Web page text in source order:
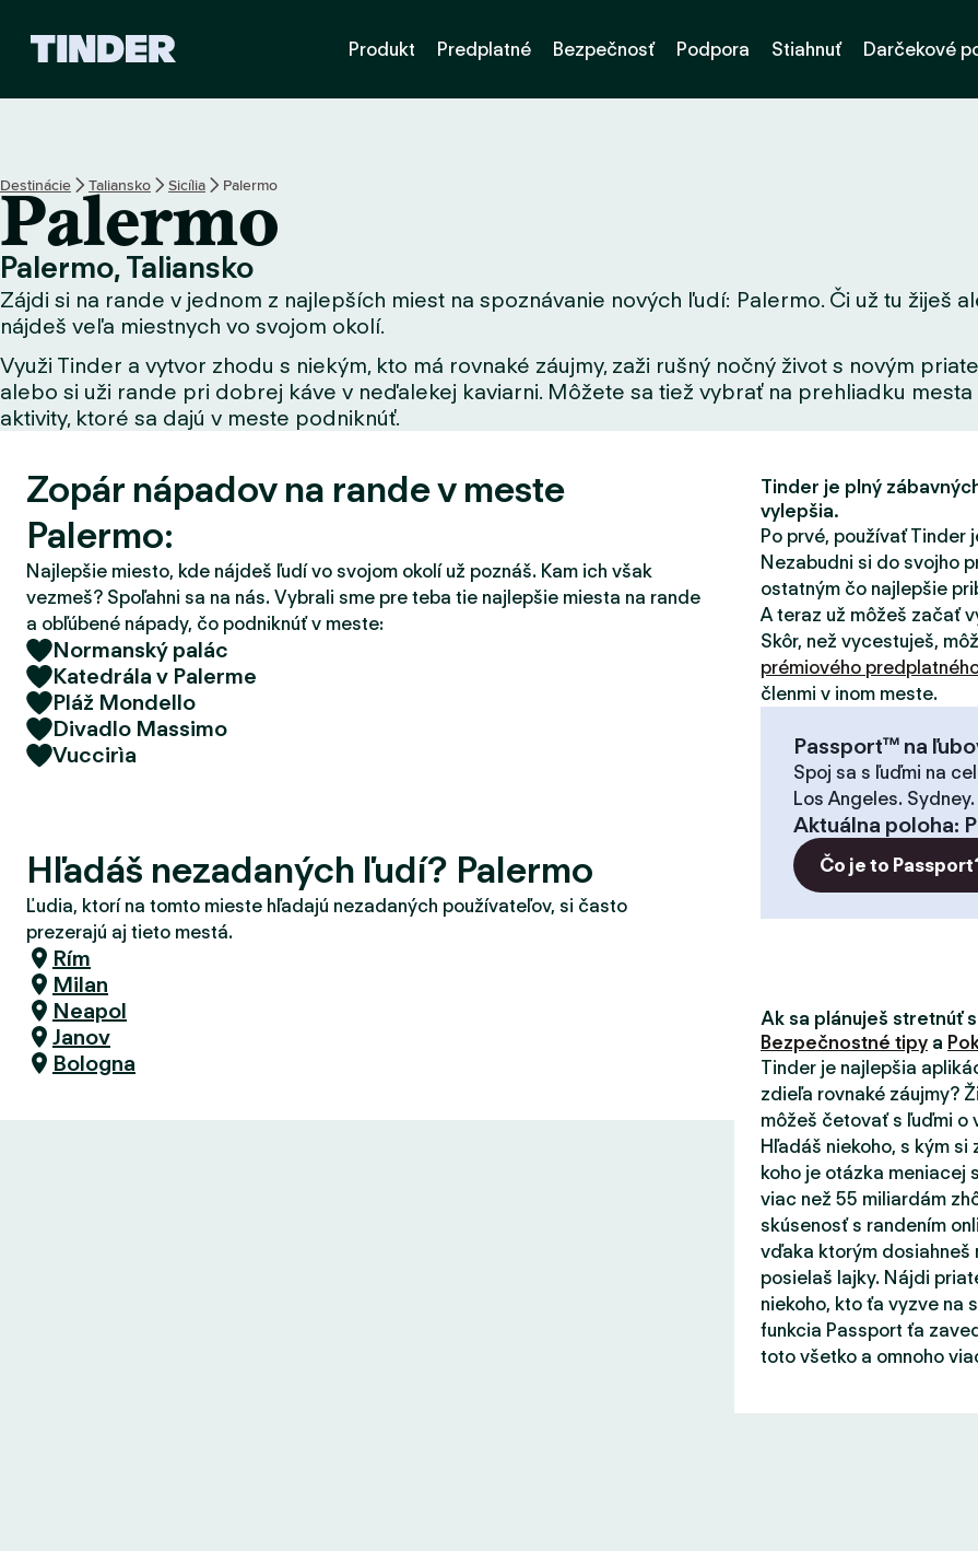
k
á
o
r
a
z
o
v
k
a
T
n
d
Produkt Predplatné Bezpečnosť Podpora Stiahnuť Darčekové
Destinácie Taliansko Sicília Palermo
Palermo
Palermo, Taliansko
Zájdi si na rande v jednom z najlepších miest na spoznávanie nových ľudí: Palermo. Či už tu žiješ
nájdeš veľa miestnych vo svojom okolí.
Využi Tinder a vytvor zhodu s niekým, kto má rovnaké záujmy, zaži rušný nočný život s novým
alebo si uži rande pri dobrej káve v neďalekej kaviarni. Môžete sa tiež vybrať na prehliadku
aktivity, ktoré sa dajú v meste podniknúť.
Zopár nápadov na rande v meste
Palermo:
Najlepšie miesto, kde nájdeš ľudí vo svojom okolí už poznáš. Kam ich však
vezmeš? Spoľahni sa na nás. Vybrali sme pre teba tie najlepšie miesta na rande
a obľúbené nápady, čo podniknúť v meste:
Normanský palác
Katedrála v Palerme
Pláž Mondello
Divadlo Massimo
Vuccirìa
Hľadáš nezadaných ľudí? Palermo
Ľudia, ktorí na tomto mieste hľadajú nezadaných používateľov, si často
prezerajú aj tieto mestá.
Rím
Milan
Neapol
Janov
Bologna
Tinder je plný
vylepšia.
Po prvé, používať Tinder
Nezabudni si do svojho
ostatným čo najlepšie
A teraz už môžeš začať
Skôr, než vycestuješ,
prémiového
členmi v inom meste.
Passport™ na
Spoj sa s ľuďmi na
Los Angeles.
Aktuálna poloha:
Čo je to
Ak sa plánuješ stretnúť
Bezpečnostné tipy a
Tinder je najlepšia
zdieľa rovnaké záujmy?
môžeš četovať s ľuďmi o
Hľadáš niekoho, s kým
koho je otázka meniacej
viac než 55 miliardám
skúsenosť s randením
vďaka ktorým dosiahneš
posielaš lajky. Nájdi
niekoho, kto ťa vyzve na
funkcia Passport ťa
toto všetko a omnoho